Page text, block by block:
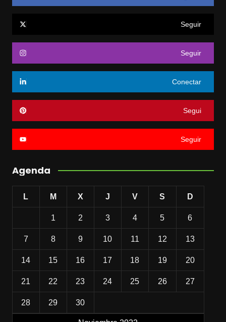
Seguir
Seguir
Conectar
Segui
Seguir
Agenda
L M X J V S D
1 2 3 4 5 6
7 8 9 10 11 12 13
14 15 16 17 18 19 20
21 22 23 24 25 26 27
28 29 30